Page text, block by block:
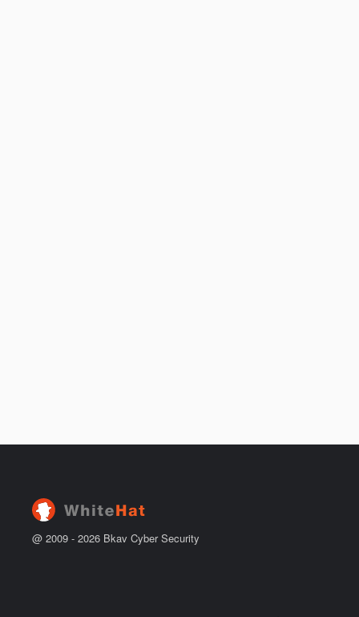
@ 2009 - 2026 Bkav Cyber Security